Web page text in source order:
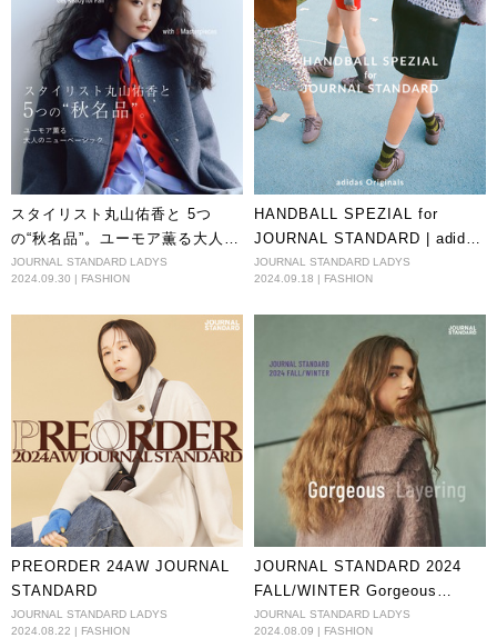
スタイリスト丸山佑香と 5つ
の“秋名品”。ユーモア薫る大人の
ニューベーシック
JOURNAL STANDARD LADYS
2024.09.30 | FASHION
HANDBALL SPEZIAL for
JOURNAL STANDARD | adidas
Originals
JOURNAL STANDARD LADYS
2024.09.18 | FASHION
PREORDER 24AW JOURNAL
STANDARD
JOURNAL STANDARD LADYS
2024.08.22 | FASHION
JOURNAL STANDARD 2024
FALL/WINTER Gorgeous
Layering
JOURNAL STANDARD LADYS
2024.08.09 | FASHION